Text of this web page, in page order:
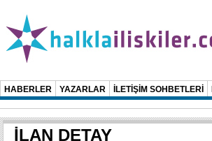
HABERLER YAZARLAR İLETİŞİM SOHBETLERİ
İLAN DETAY